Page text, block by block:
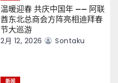
温暖迎春 共庆中国年 —— 阿联
酋东北总商会方阵亮相迪拜春
节大巡游
2月 12, 2026 Sontaku
新闻